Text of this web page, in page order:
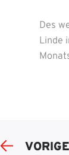
Des
Linde